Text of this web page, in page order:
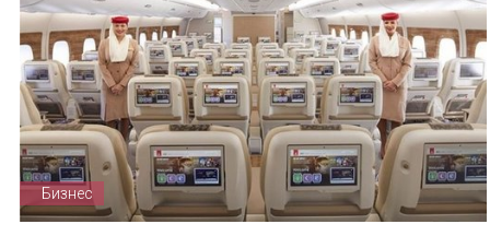
Бизнес